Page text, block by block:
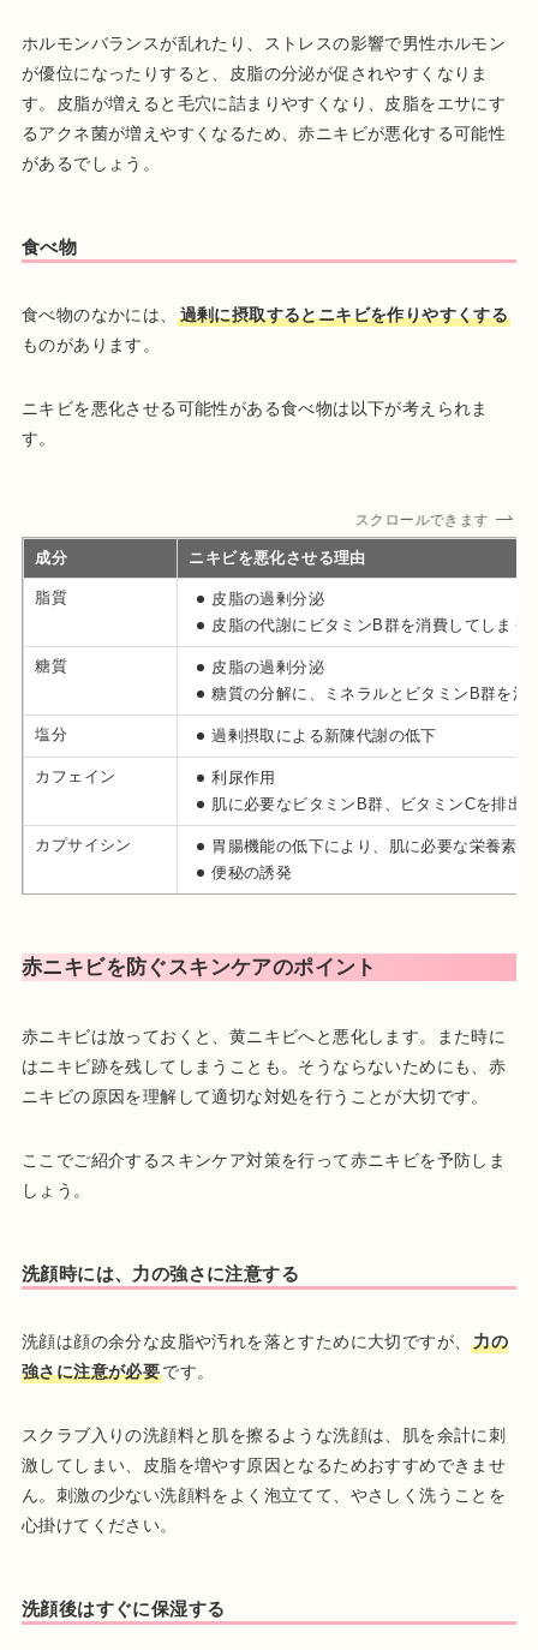
ホルモンバランスが乱れたり、ストレスの影響で男性ホルモン
が優位になったりすると、皮脂の分泌が促されやすくなりま
す。皮脂が増えると毛穴に詰まりやすくなり、皮脂をエサにす
るアクネ菌が増えやすくなるため、赤ニキビが悪化する可能性
があるでしょう。
食べ物
食べ物のなかには、
過剰に摂取するとニキビを作りやすくする
ものがあります。
ニキビを悪化させる可能性がある食べ物は以下が考えられま
す。
スクロールできます
成分 ニキビを悪化させる理由
脂質
皮脂の過剰分泌
皮脂の代謝にビタミンB群を消費してしまう
糖質
皮脂の過剰分泌
糖質の分解に、ミネラルとビタミンB群を消
塩分 過剰摂取による新陳代謝の低下
カフェイン
利尿作用
肌に必要なビタミンB群、ビタミンCを排出
カプサイシン
胃腸機能の低下により、肌に必要な栄養素
便秘の誘発
赤ニキビを防ぐスキンケアのポイント
赤ニキビは放っておくと、黄ニキビへと悪化します。また時に
はニキビ跡を残してしまうことも。そうならないためにも、赤
ニキビの原因を理解して適切な対処を行うことが大切です。
ここでご紹介するスキンケア対策を行って赤ニキビを予防しま
しょう。
洗顔時には、力の強さに注意する
洗顔は顔の余分な皮脂や汚れを落とすために大切ですが、力の
強さに注意が必要です。
スクラブ入りの洗顔料と肌を擦るような洗顔は、肌を余計に刺
激してしまい、皮脂を増やす原因となるためおすすめできませ
ん。刺激の少ない洗顔料をよく泡立てて、やさしく洗うことを
心掛けてください。
洗顔後はすぐに保湿する